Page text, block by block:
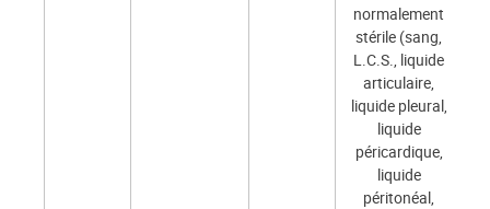
normalement
stérile (sang,
L.C.S., liquide
articulaire,
liquide pleural,
liquide
péricardique,
liquide
péritonéal,